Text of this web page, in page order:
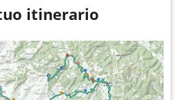
itinerario